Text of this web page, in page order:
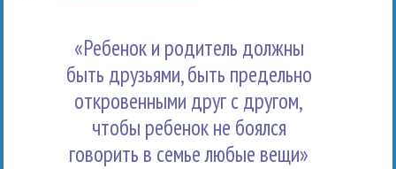
«Ребенок и родитель должны
быть друзьями, быть предельно
откровенными друг с другом,
чтобы ребенок не боялся
говорить в семье любые вещи»